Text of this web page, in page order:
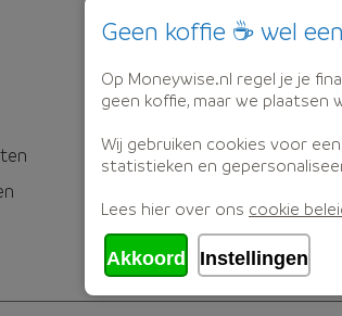
Geen koffie ☕ wel
Op Moneywise.nl regel je je
geen koffie, maar we plaatsen
Wij gebruiken cookies voor
statistieken en
Lees hier over ons cookie
Akkoord Instellingen